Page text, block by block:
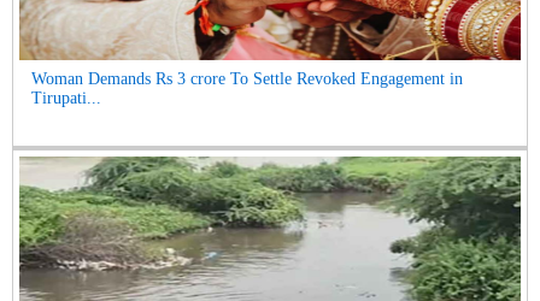
Woman Demands Rs 3 crore To Settle Revoked Engagement in
Tirupati...